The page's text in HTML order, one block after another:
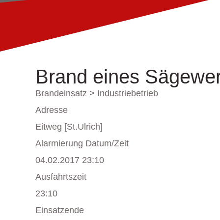
Brand eines
Brandeinsatz > Industriebetrieb
Adresse
Eitweg [St.Ulrich]
Alarmierung Datum/Zeit
04.02.2017 23:10
Ausfahrtszeit
23:10
Einsatzende